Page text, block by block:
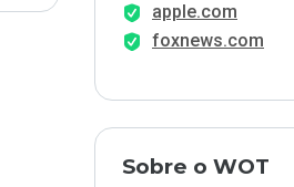
apple.com
foxnews.com
Sobre o WOT